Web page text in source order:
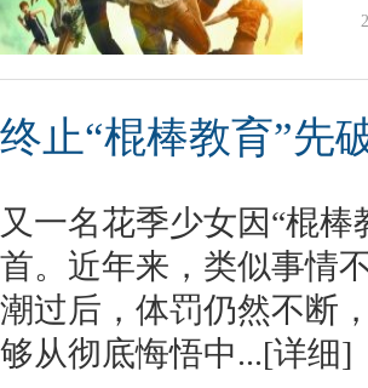
终止“棍棒教育”先
又一名花季少女因“棍
首。近年来，类似事情
潮过后，体罚仍然不断
够从彻底悔悟中...[详细]